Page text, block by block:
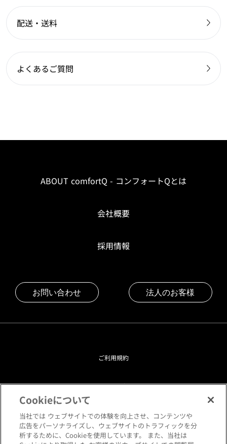
配送・送料
よくあるご質問
ABOUT comfortQ - コンフォートQとは
会社概要
採用情報
お問い合わせ 法人のお客様
ご利用規約
プライバシーポリシー
クッキーポリシー
Cookieについて
当社では ウェブサイトでの体験を向上させ、コンテンツや
広告をパーソナライズし、ウェブサイトのトラフィックを分
析するために、Cookieを使用しています。 また、当社は